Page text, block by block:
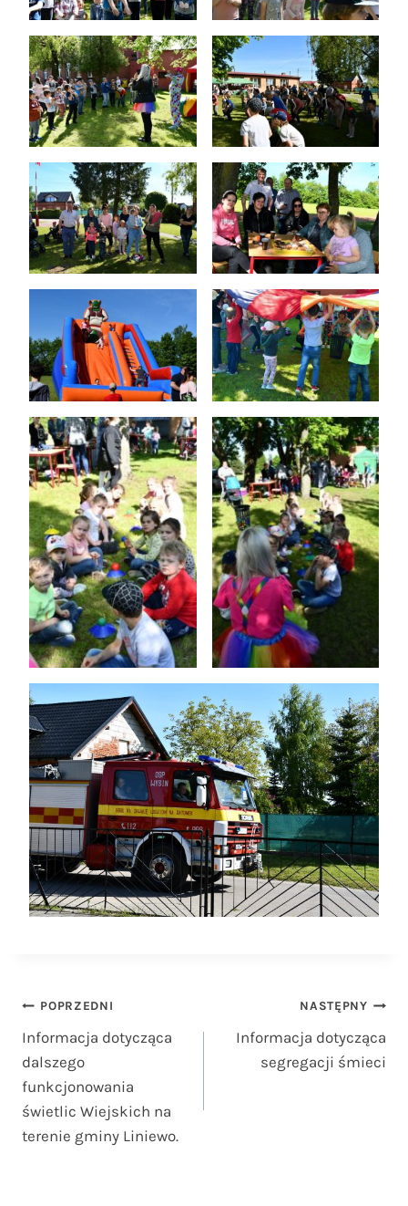
Nawigacja
wpisu
POPRZEDNI
Informacja dotycząca
dalszego
funkcjonowania
świetlic Wiejskich na
terenie gminy Liniewo.
NASTĘPNY
Informacja dotycząca
segregacji śmieci